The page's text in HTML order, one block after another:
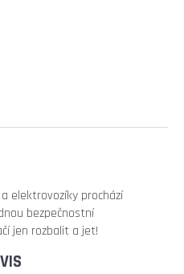
elektrovozíky prochází
bezpečnostní
jen rozbalit a jet!